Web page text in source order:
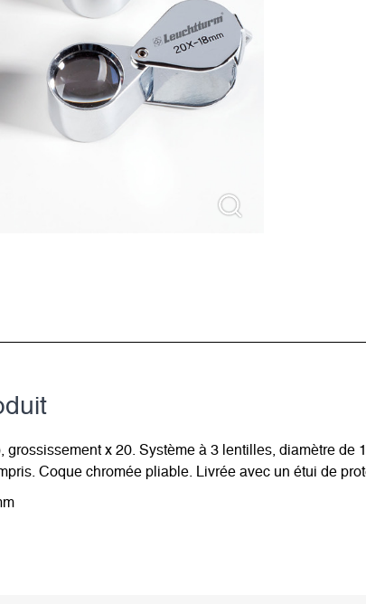
grossissement x 20. Système à 3 lentilles, diamètre
Coque chromée pliable. Livrée avec un étui de